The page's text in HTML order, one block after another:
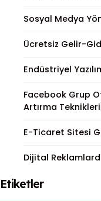
Sosyal Medya
Ücretsiz Gelir-
Endüstriyel
Facebook Grup
Artırma Teknikleri
E-Ticaret Sitesi
Dijital
Etiketler